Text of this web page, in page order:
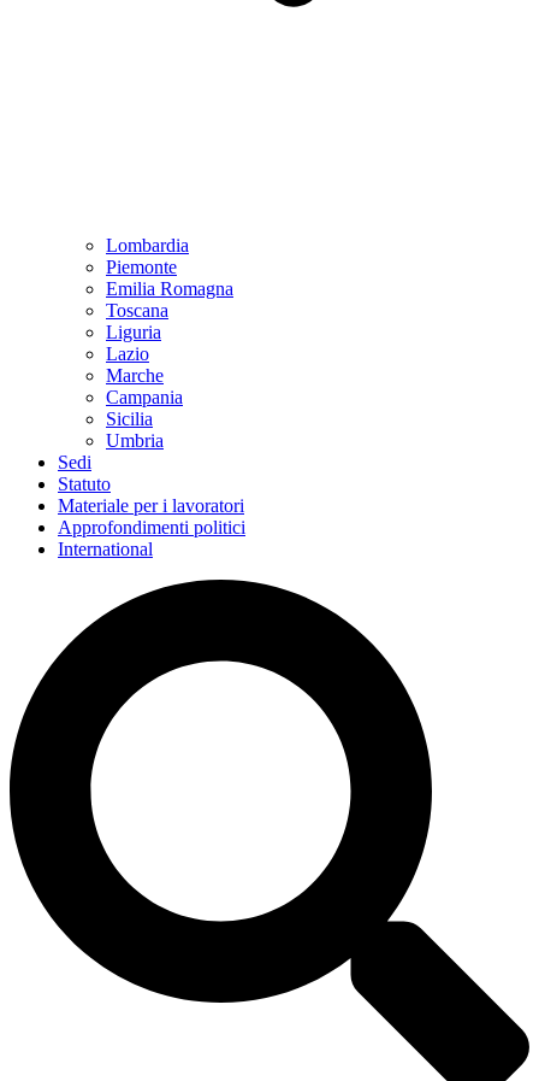
Lombardia
Piemonte
Emilia Romagna
Toscana
Liguria
Lazio
Marche
Campania
Sicilia
Umbria
Sedi
Statuto
Materiale per i lavoratori
Approfondimenti politici
International